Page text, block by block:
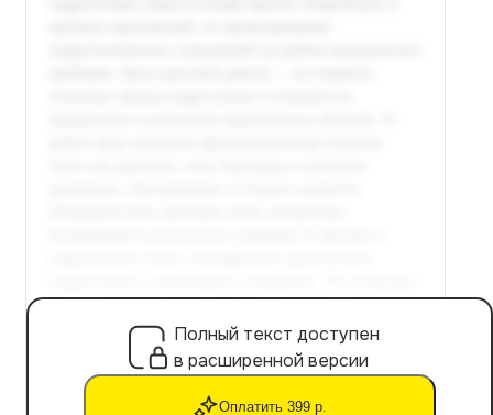
Полный текст доступен
в расширенной версии
Оплатить 399 р.